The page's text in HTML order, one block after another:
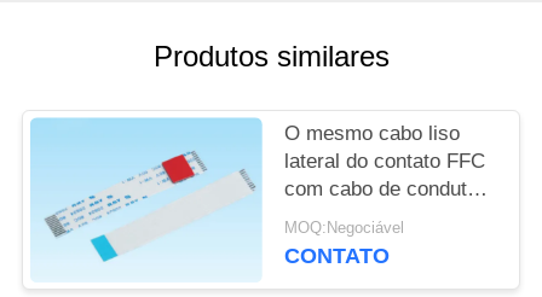
PRIVACY
POLICY
Produtos similares
O mesmo cabo liso
lateral do contato FFC
com cabo de condutor
liso do algodão da
bolha de EVA
MOQ:Negociável
CONTATO